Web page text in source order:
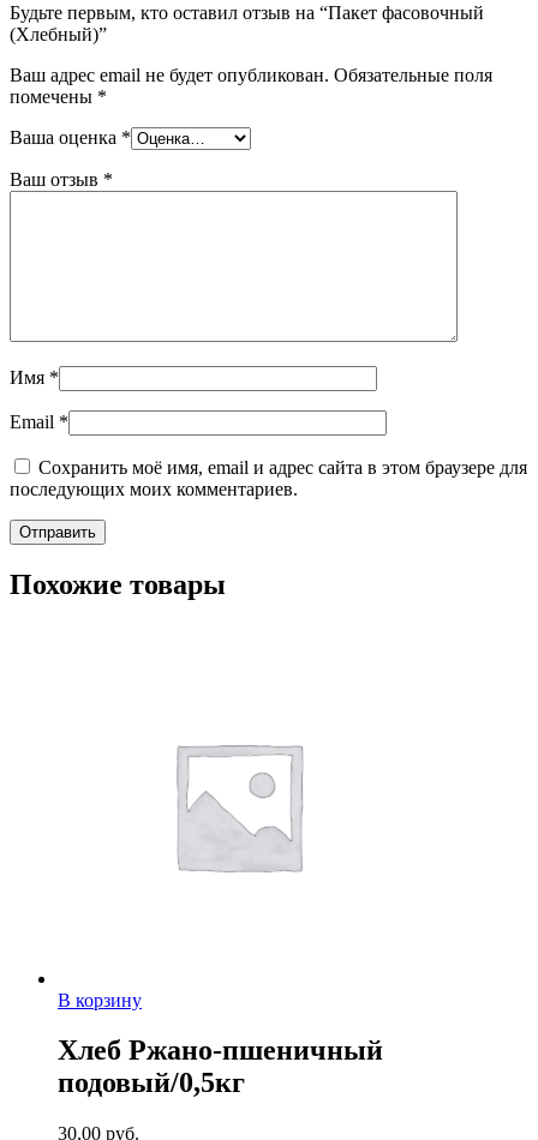
Будьте первым, кто оставил отзыв на “Пакет фасовочный
(Хлебный)”
Ваш адрес email не будет опубликован. Обязательные поля
помечены *
Ваша оценка *
Ваш отзыв *
Имя *
Email *
Сохранить моё имя, email и адрес сайта в этом браузере для
последующих моих комментариев.
Похожие товары
В корзину
Хлеб Ржано-пшеничный
подовый/0,5кг
30,00 руб.